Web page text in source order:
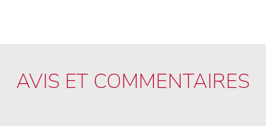
AVIS ET COMMENTAIRES